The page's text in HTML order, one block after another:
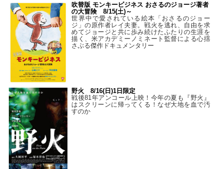
吹替版 モンキービジネス おさるのジョージ著者
の大冒険 8/15(土)～
世界中で愛されている絵本「おさるのジョー
ジ」の原作者レイ夫妻。戦火を逃れ、自由を求
めてジョージと共に歩み続けたふたりの生涯を
描く、米アカデミーノミネート監督による心揺
さぶる傑作ドキュメンタリー
野火 8/16(日)1日限定
戦後81年アンコール上映！今年の夏も『野火』
はスクリーンに帰ってくる！なぜ大地を血で汚
すのか